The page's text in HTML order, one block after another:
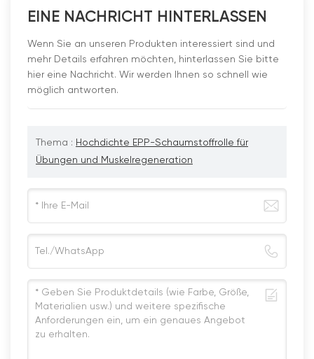
EINE NACHRICHT HINTERLASSEN
Wenn Sie an unseren Produkten interessiert sind und
mehr Details erfahren möchten, hinterlassen Sie bitte
hier eine Nachricht. Wir werden Ihnen so schnell wie
möglich antworten.
Thema : Hochdichte EPP-Schaumstoffrolle für
Übungen und Muskelregeneration